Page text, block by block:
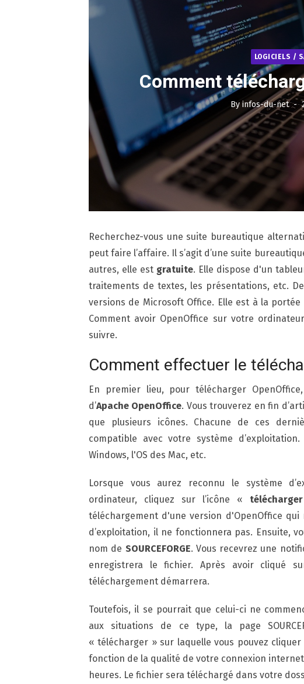
LOGICIELS /
Comment
Byinfos-du-net
Recherchez-vous une suite bureautique
peut faire l’affaire. Il s’agit d’une suite
autres, elle est gratuite. Elle dispose d'un
traitements de textes, les présentations, etc.
versions de Microsoft Office. Elle est à la
Comment avoir OpenOffice sur votre
suivre.
Comment effectuer le
En premier lieu, pour télécharger
d’Apache OpenOffice. Vous trouverez en fin
que plusieurs icônes. Chacune de ces
compatible avec votre système
Windows, l'OS des Mac, etc.
Lorsque vous aurez reconnu le système
ordinateur, cliquez sur l’icône « télécharger
téléchargement d'une version d'OpenOffice
d’exploitation, il ne fonctionnera pas. Ensuite,
nom de SOURCEFORGE. Vous recevrez une
enregistrera le fichier. Après avoir cliqué
téléchargement démarrera.
Toutefois, il se pourrait que celui-ci ne
aux situations de ce type, la page
« télécharger » sur laquelle vous pouvez
fonction de la qualité de votre connexion
heures. Le fichier sera téléchargé dans votre